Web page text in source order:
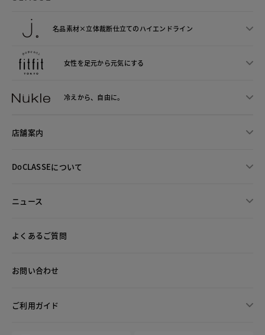
名品素材×立体裁断仕立てのハイエンドライン
女性を足元から元気にする
冷えから、 自由に。
店舗案内
DoCLASSEについて
ニュース
よくあるご質問
お問い合わせ
ご利用ガイド